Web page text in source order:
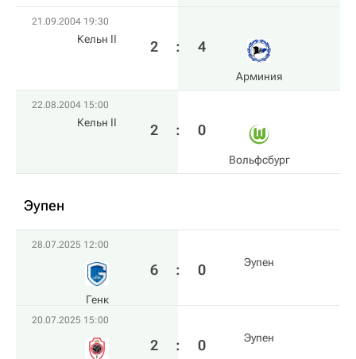
21.09.2004 19:30
Кельн II 2 : 4
Арминия
22.08.2004 15:00
Кельн II 2 : 0
Вольфсбург
Эупен
28.07.2025 12:00
Генк
6 : 0 Эупен
20.07.2025 15:00
2 : 0 Эупен